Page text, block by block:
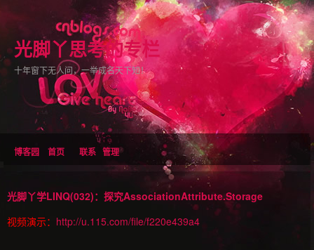
光脚丫思考的专栏
十年窗下无人问，一举成名天下知！
博客园 首页 联系 管理
光脚丫学LINQ(032)：探究AssociationAttribute.Storage
视频演示： http://u.115.com/file/f220e439a4